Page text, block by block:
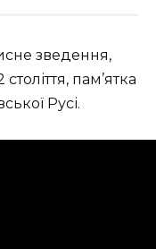
зведення,
пам’ятка
Русі.